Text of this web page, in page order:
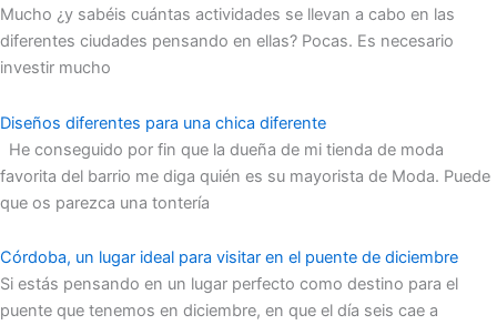
Mucho ¿y sabéis cuántas actividades se llevan a cabo en las
diferentes ciudades pensando en ellas? Pocas. Es necesario
investir mucho
Diseños diferentes para una chica diferente
He conseguido por fin que la dueña de mi tienda de moda
favorita del barrio me diga quién es su mayorista de Moda. Puede
que os parezca una tontería
Córdoba, un lugar ideal para visitar en el puente de diciembre
Si estás pensando en un lugar perfecto como destino para el
puente que tenemos en diciembre, en que el día seis cae a